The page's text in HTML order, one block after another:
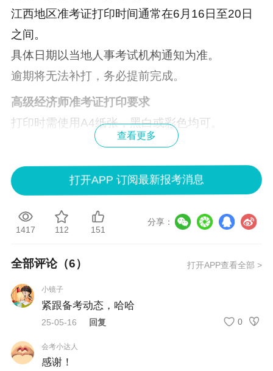
江西地区准考证打印时间通常在6月16日至20日
之间。
具体日期以当地人事考试机构通知为准。
逾期将无法补打，务必提前完成。
高级经济师准考证打印要求
打印时需使用A4纸张，黑白或彩色均可。
建议打印两张以备不时之需。
确认个人信息无误后再进行打印。
常见问题
高级经济师准考证号如何查询？
答：通过中国人事考试网登录后，选择“打印准考
答：可使用身份证、军官证或护照等有效证件。
错过准考证打印怎么办？
答：逾期无法补打，将影响考试资格，务必按时
完成。
查看更多
打开APP 订阅最新报考消息
1417 112 151
分享：
全部评论（6） 打开APP查看全部 >
小镜子
紧跟备考动态，哈哈
25-05-16 回复 0
会考小达人
感谢！